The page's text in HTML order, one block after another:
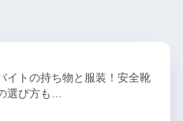
イトの持ち物と服装！安全靴
選び方も…